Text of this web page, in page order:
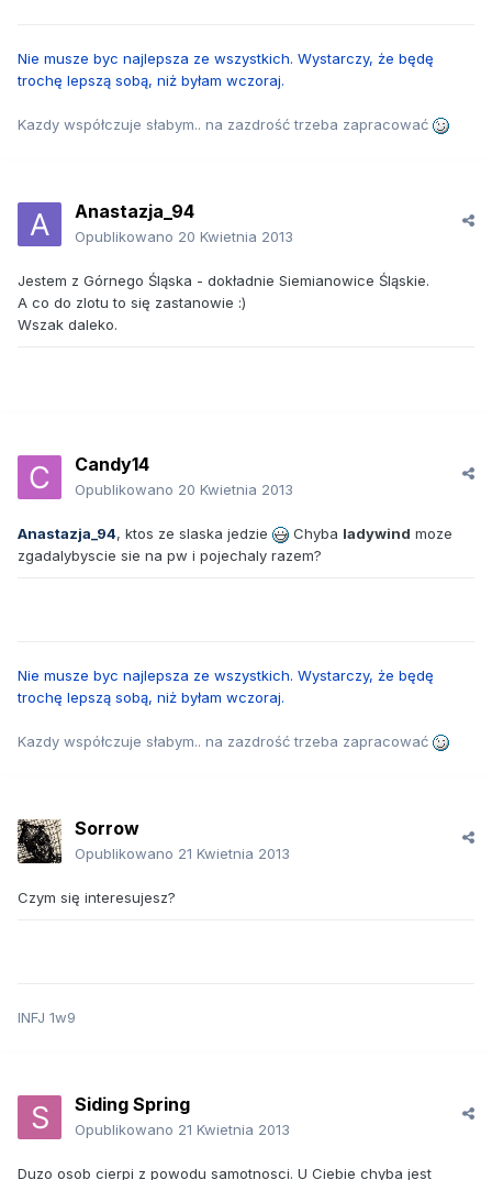
Nie musze byc najlepsza ze wszystkich. Wystarczy, że będę
trochę lepszą sobą, niż byłam wczoraj.
Kazdy współczuje słabym.. na zazdrość trzeba zapracować
Anastazja_94
Opublikowano 20 Kwietnia 2013
Jestem z Górnego Śląska - dokładnie Siemianowice Śląskie.
A co do zlotu to się zastanowie :)
Wszak daleko.
Candy14
Opublikowano 20 Kwietnia 2013
Anastazja_94, ktos ze slaska jedzie Chyba ladywind moze
zgadalybyscie sie na pw i pojechaly razem?
Nie musze byc najlepsza ze wszystkich. Wystarczy, że będę
trochę lepszą sobą, niż byłam wczoraj.
Kazdy współczuje słabym.. na zazdrość trzeba zapracować
Sorrow
Opublikowano 21 Kwietnia 2013
Czym się interesujesz?
INFJ 1w9
Siding Spring
Opublikowano 21 Kwietnia 2013
Duzo osob cierpi z powodu samotnosci. U Ciebie chyba jest